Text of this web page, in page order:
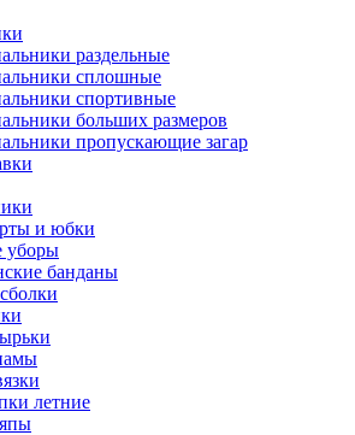
раздельные
сплошные
спортивные
больших размеров
пропускающие загар
и юбки
уборы
банданы
летние